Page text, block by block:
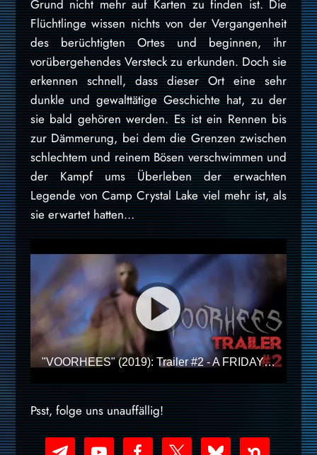
Grund nicht mehr auf Karten zu finden ist. Die
Flüchtlinge wissen nichts von der Vergangenheit
des berüchtigten Ortes und beginnen, ihr
vorübergehendes Versteck zu erkunden. Doch sie
erkennen schnell, dass dieser Ort eine sehr
dunkle und gewalttätige Geschichte hat, zu der
sie bald gehören werden. Es ist ein Rennen bis
zur Dämmerung, bei dem die Grenzen zwischen
schlechtem und reinem Bösen verschwimmen und
der Kampf ums Überleben der erwachten
Legende von Camp Crystal Lake viel mehr ist, als
sie erwartet hatten…
"VOORHEES" (2019): Trailer #2 - A FRIDAY THE 13TH (FAN-FILM)
Psst, folge uns unauffällig!
telegramyoutube-facebookx blueskynextdoor